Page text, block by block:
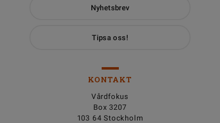
Nyhetsbrev
Tipsa oss!
KONTAKT
Vårdfokus
Box 3207
103 64 Stockholm